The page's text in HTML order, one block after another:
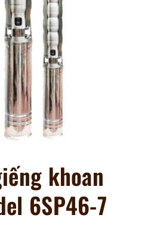
khoan
6SP46-7